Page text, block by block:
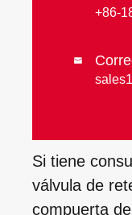
+86-

Si tiene
válvula de
compuerta